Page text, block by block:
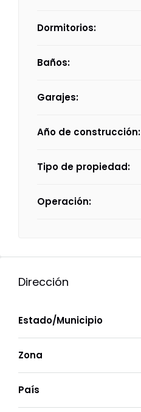
Dormitorios:
Baños:
Garajes:
Año de construcción:
Tipo de propiedad:
Operación:
Dirección
Estado/Municipio
Zona
País